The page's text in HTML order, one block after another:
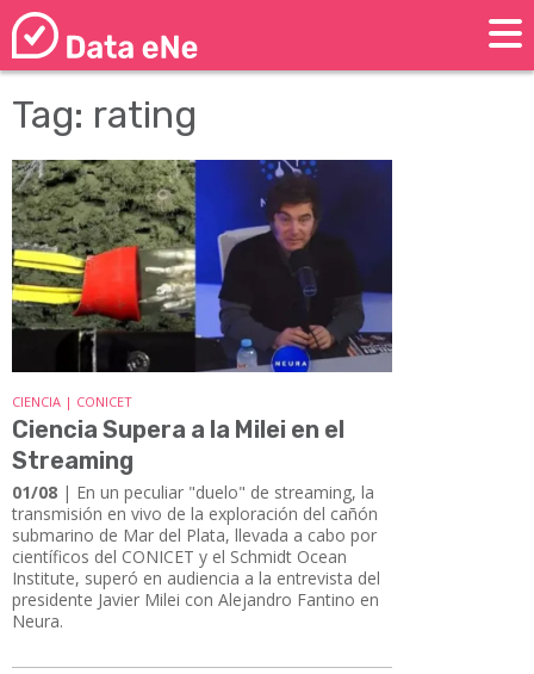
Tag: rating
CIENCIA | CONICET
Ciencia Supera a la Milei en el
Streaming
01/08 | ​​​​​​​En un peculiar "duelo" de streaming, la
transmisión en vivo de la exploración del cañón
submarino de Mar del Plata, llevada a cabo por
científicos del CONICET y el Schmidt Ocean
Institute, superó en audiencia a la entrevista del
presidente Javier Milei con Alejandro Fantino en
Neura.